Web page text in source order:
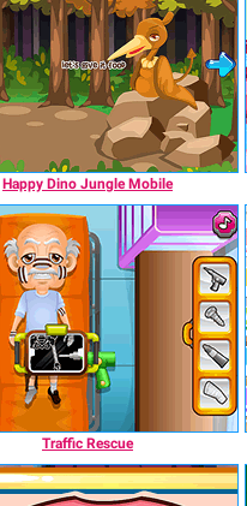
Happy Dino Jungle Mobile
Traffic Rescue